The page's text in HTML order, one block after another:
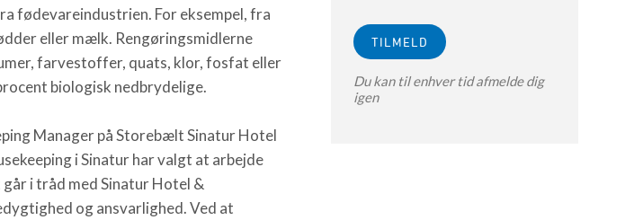
fødevareindustrien. For eksempel, fra
eller mælk. Rengøringsmidlerne
farvestoffer, quats, klor, fosfat eller
biologisk nedbrydelige.
Manager på Storebælt Sinatur Hotel
i Sinatur har valgt at arbejde
i tråd med Sinatur Hotel &
og ansvarlighed. Ved at
Du kan til enhver tid afmelde dig
igen